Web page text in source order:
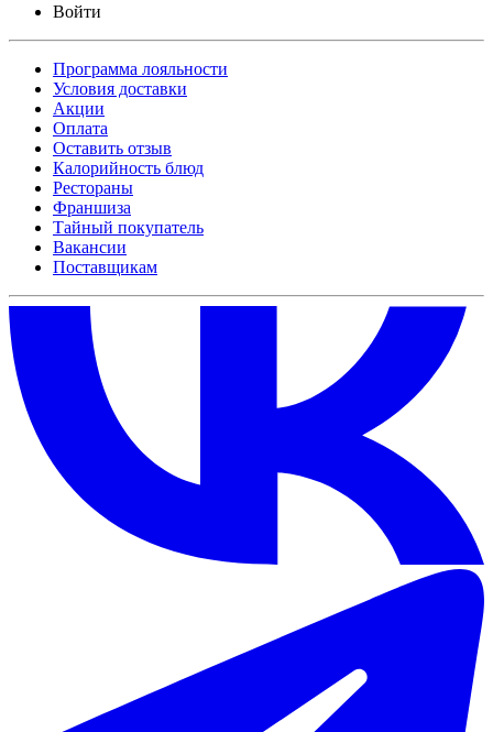
Войти
Программа лояльности
Условия доставки
Акции
Оплата
Оставить отзыв
Калорийность блюд
Рестораны
Франшиза
Тайный покупатель
Вакансии
Поставщикам